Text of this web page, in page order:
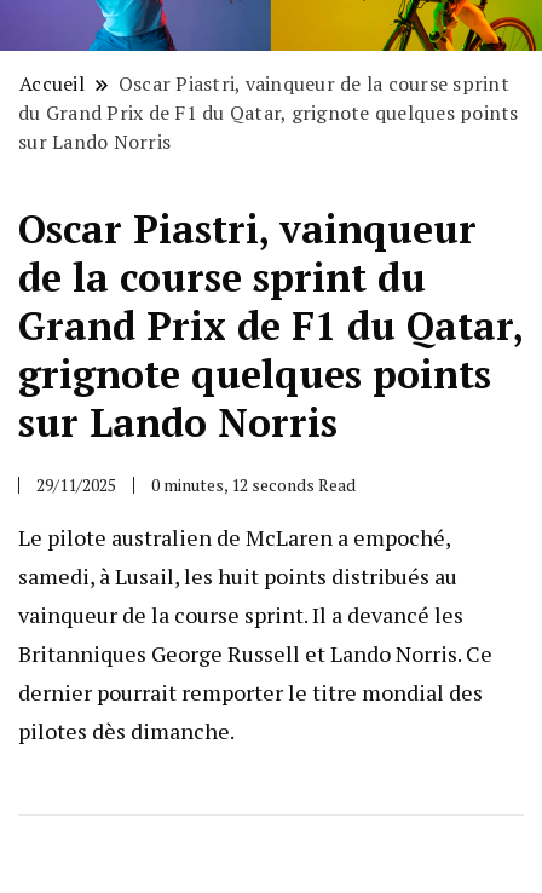
Accueil
Oscar Piastri, vainqueur de la course sprint
du Grand Prix de F1 du Qatar, grignote quelques points
sur Lando Norris
Oscar Piastri, vainqueur
de la course sprint du
Grand Prix de F1 du Qatar,
grignote quelques points
sur Lando Norris
29/11/2025 0 minutes, 12 seconds Read
Le pilote australien de McLaren a empoché,
samedi, à Lusail, les huit points distribués au
vainqueur de la course sprint. Il a devancé les
Britanniques George Russell et Lando Norris. Ce
dernier pourrait remporter le titre mondial des
pilotes dès dimanche.